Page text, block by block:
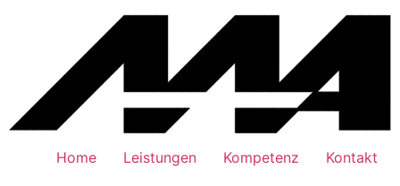
Home Leistungen Kompetenz Kontakt